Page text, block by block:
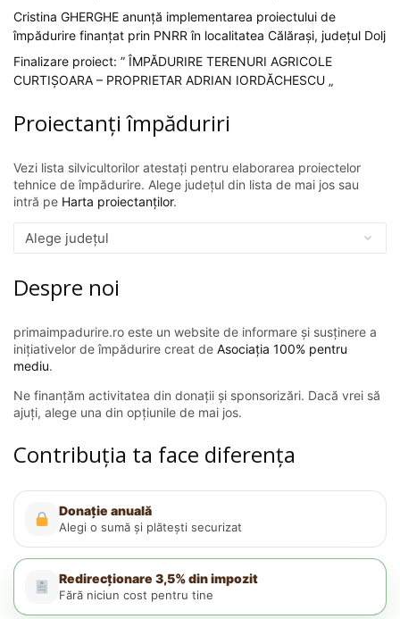
Cristina GHERGHE anunță implementarea proiectului de
împădurire finanțat prin PNRR în localitatea Călărași, județul Dolj
Finalizare proiect: ” ÎMPĂDURIRE TERENURI AGRICOLE
CURTIȘOARA – PROPRIETAR ADRIAN IORDĂCHESCU „
Proiectanți împăduriri
Vezi lista silvicultorilor atestați pentru elaborarea proiectelor
tehnice de împădurire. Alege județul din lista de mai jos sau
intră pe Harta proiectanților.
Despre noi
primaimpadurire.ro este un website de informare și susținere a
inițiativelor de împădurire creat de Asociația 100% pentru
mediu.
Ne finanțăm activitatea din donații și sponsorizări. Dacă vrei să
ajuți, alege una din opțiunile de mai jos.
Contribuția ta face diferența
Donație anuală
Alegi o sumă și plătești securizat
Redirecționare 3,5% din impozit
Fără niciun cost pentru tine